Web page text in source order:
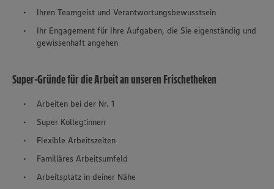
Ihren Teamgeist und Verantwortungsbewusstsein
Ihr Engagement für Ihre Aufgaben, die Sie eigenständig und
gewissenhaft angehen
Super-Gründe für die Arbeit an unseren Frischetheken
Arbeiten bei der Nr. 1
Super Kolleg:innen
Flexible Arbeitszeiten
Familiäres Arbeitsumfeld
Arbeitsplatz in deiner Nähe